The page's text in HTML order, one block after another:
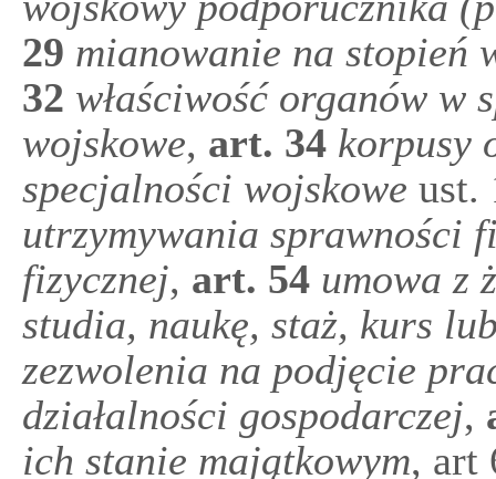
29 mianowanie na stopień
32 właściwość organów w
wojskowe, art. 34 korpusy
specjalności wojskowe ust.
utrzymywania sprawności
fizycznej, art. 54 umowa z
studia, naukę, staż, kurs
zezwolenia na podjęcie
działalności gospodarczej,
ich stanie majątkowym, art